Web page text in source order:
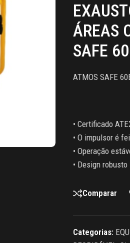
ÁREAS
SAFE
ATMOS SAFE
• Certificado
• O impulsor é
• Operação
• Design robusto
Comparar
Categorias: